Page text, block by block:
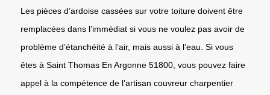
Les pièces d’ardoise cassées sur votre toiture doivent être
remplacées dans l’immédiat si vous ne voulez pas avoir de
problème d’étanchéité à l’air, mais aussi à l’eau. Si vous
êtes à Saint Thomas En Argonne 51800, vous pouvez faire
appel à la compétence de l’artisan couvreur charpentier